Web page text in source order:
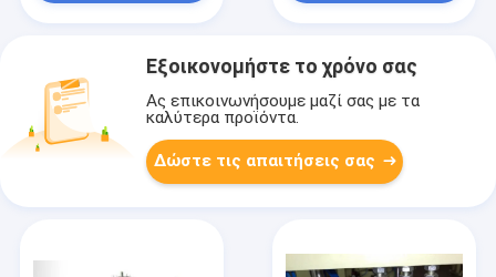
Εξοικονομήστε το χρόνο σας
Ας επικοινωνήσουμε μαζί σας με τα
καλύτερα προϊόντα.
Δώστε τις απαιτήσεις σας